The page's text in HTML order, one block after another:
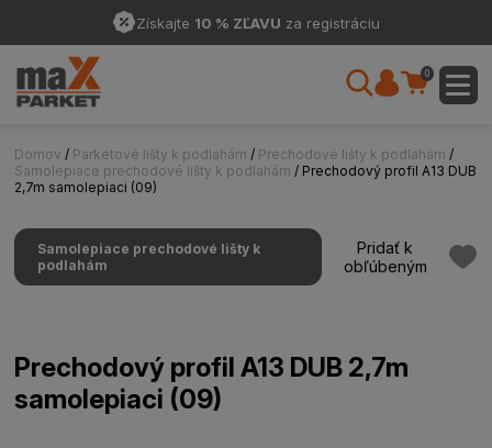
Získajte 10 % ZĽAVU za registráciu
0
Domov / Parketové lišty k podlahám / Prechodové lišty k podlahám /
Samolepiace prechodové lišty k podlahám / Prechodový profil A13 DUB
2,7m samolepiaci (09)
Samolepiace prechodové lišty k
podlahám
Pridať k
obľúbeným
Prechodový profil A13 DUB 2,7m
samolepiaci (09)